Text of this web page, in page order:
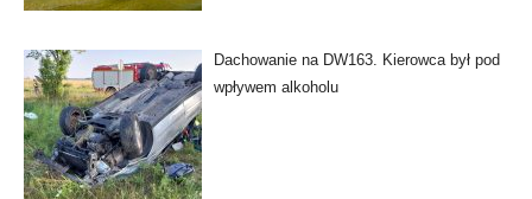
Dachowanie na DW163. Kierowca był pod
wpływem alkoholu